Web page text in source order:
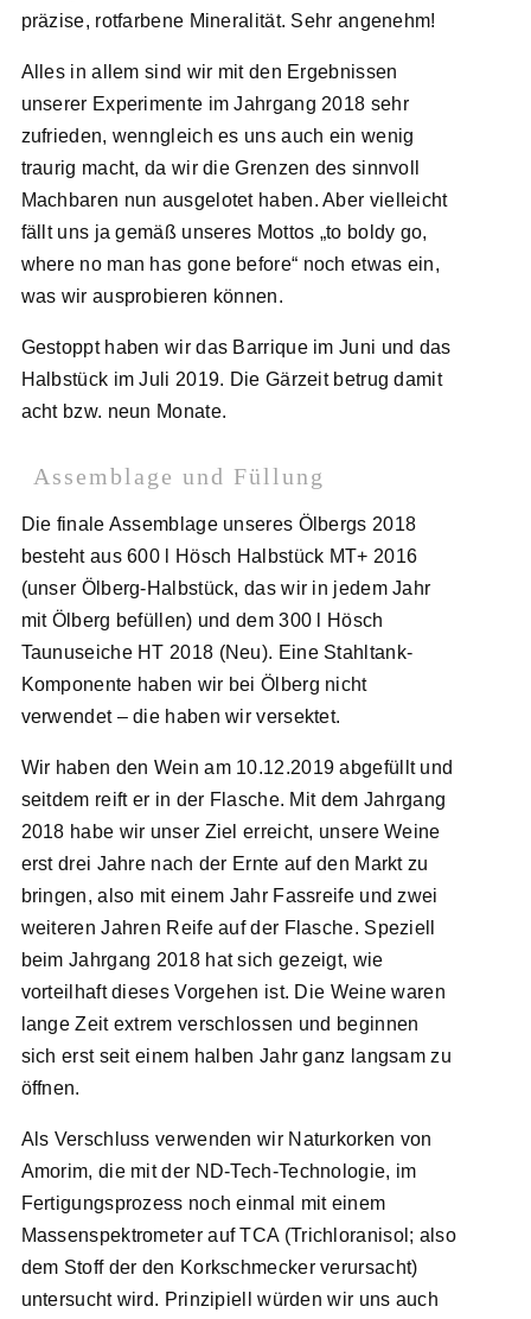
präzise, rotfarbene Mineralität. Sehr angenehm!
Alles in allem sind wir mit den Ergebnissen
unserer Experimente im Jahrgang 2018 sehr
zufrieden, wenngleich es uns auch ein wenig
traurig macht, da wir die Grenzen des sinnvoll
Machbaren nun ausgelotet haben. Aber vielleicht
fällt uns ja gemäß unseres Mottos „to boldy go,
where no man has gone before“ noch etwas ein,
was wir ausprobieren können.
Gestoppt haben wir das Barrique im Juni und das
Halbstück im Juli 2019. Die Gärzeit betrug damit
acht bzw. neun Monate.
Assemblage und Füllung
Die finale Assemblage unseres Ölbergs 2018
besteht aus 600 l Hösch Halbstück MT+ 2016
(unser Ölberg-Halbstück, das wir in jedem Jahr
mit Ölberg befüllen) und dem 300 l Hösch
Taunuseiche HT 2018 (Neu). Eine Stahltank-
Komponente haben wir bei Ölberg nicht
verwendet – die haben wir versektet.
Wir haben den Wein am 10.12.2019 abgefüllt und
seitdem reift er in der Flasche. Mit dem Jahrgang
2018 habe wir unser Ziel erreicht, unsere Weine
erst drei Jahre nach der Ernte auf den Markt zu
bringen, also mit einem Jahr Fassreife und zwei
weiteren Jahren Reife auf der Flasche. Speziell
beim Jahrgang 2018 hat sich gezeigt, wie
vorteilhaft dieses Vorgehen ist. Die Weine waren
lange Zeit extrem verschlossen und beginnen
sich erst seit einem halben Jahr ganz langsam zu
öffnen.
Als Verschluss verwenden wir Naturkorken von
Amorim, die mit der ND-Tech-Technologie, im
Fertigungsprozess noch einmal mit einem
Massenspektrometer auf TCA (Trichloranisol; also
dem Stoff der den Korkschmecker verursacht)
untersucht wird. Prinzipiell würden wir uns auch